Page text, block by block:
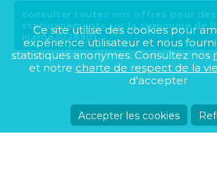
consulter toutes nos offres pour des
stationnements sur la commune de
Marne (02850)
Ce site utilise des cookies pour
expérience utilisateur et nous
statistiques anonymes. Consultez nos
et notre charte de respect de la
d'accepter
Accepter les cookies